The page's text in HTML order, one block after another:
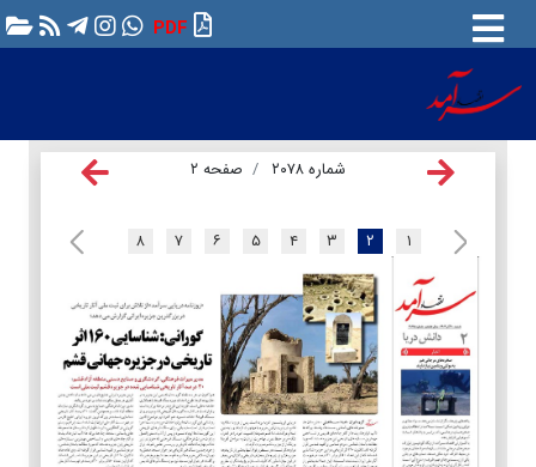
PDF
شماره ۲۰۷۸ صفحه ۲
۱ ۲ ۳ ۴ ۵ ۶ ۷ ۸